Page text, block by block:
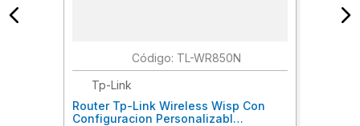
: TL-WR850N
Tp-Link
Router Tp-Link Wireless Wisp Con
Configuracion Personalizabl